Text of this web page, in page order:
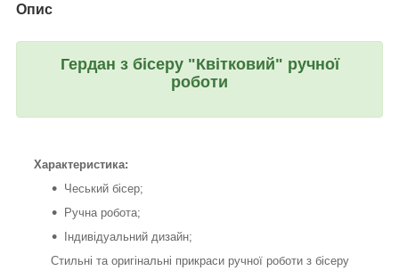
Опис
Гердан з бісеру "Квітковий" ручної
роботи
Характеристика:
Чеський бісер;
Ручна робота;
Індивідуальний дизайн;
Стильні та оригінальні прикраси ручної роботи з бісеру